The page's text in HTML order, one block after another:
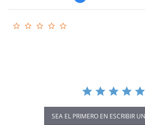
SEA EL PRIMERO EN ESCRIBIR